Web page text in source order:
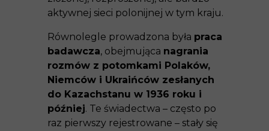
aktywnej sieci polonijnej w tym kraju.
Równolegle prowadzona była praca
badawcza, obejmująca nagrania
rozmów z potomkami Polaków,
Niemców i Ukraińców zesłanych
do Kazachstanu w 1936 roku i
później. Te świadectwa – często po
raz pierwszy rejestrowane – stały się